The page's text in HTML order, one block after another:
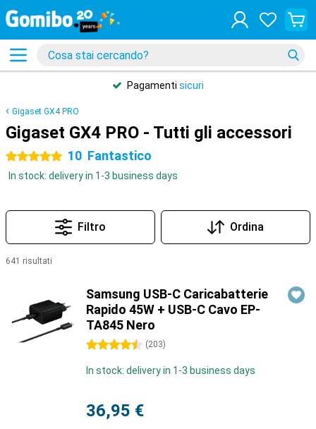
Pagamenti sicuri
Gigaset GX4 PRO
Gigaset GX4 PRO - Tutti gli accessori
5 stelle 10 Fantastico
In stock: delivery in 1-3 business days
Filtro Ordina
641 risultati
Samsung USB-C Caricabatterie
Rapido 45W + USB-C Cavo EP-
TA845 Nero
4.5 stelle (203)
In stock: delivery in 1-3 business days
36,95 €